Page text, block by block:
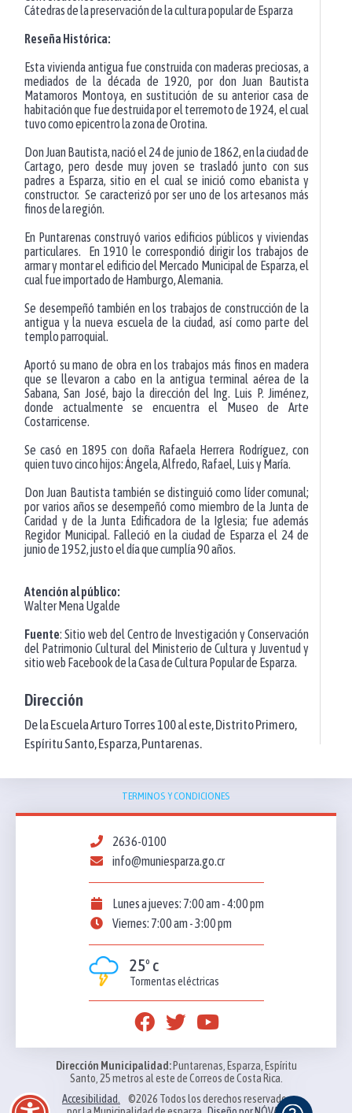
Cátedras de la preservación de la cultura popular de Esparza
Reseña Histórica:
Esta vivienda antigua fue construida con maderas preciosas, a
mediados de la década de 1920, por don Juan Bautista
Matamoros Montoya, en sustitución de su anterior casa de
habitación que fue destruida por el terremoto de 1924, el cual
tuvo como epicentro la zona de Orotina.
Don Juan Bautista, nació el 24 de junio de 1862, en la ciudad de
Cartago, pero desde muy joven se trasladó junto con sus
padres a Esparza, sitio en el cual se inició como ebanista y
constructor. Se caracterizó por ser uno de los artesanos más
finos de la región.
En Puntarenas construyó varios edificios públicos y viviendas
particulares. En 1910 le correspondió dirigir los trabajos de
armar y montar el edificio del Mercado Municipal de Esparza, el
cual fue importado de Hamburgo, Alemania.
Se desempeñó también en los trabajos de construcción de la
antigua y la nueva escuela de la ciudad, así como parte del
templo parroquial.
Aportó su mano de obra en los trabajos más finos en madera
que se llevaron a cabo en la antigua terminal aérea de la
Sabana, San José, bajo la dirección del Ing. Luis P. Jiménez,
donde actualmente se encuentra el Museo de Arte
Costarricense.
Se casó en 1895 con doña Rafaela Herrera Rodríguez, con
quien tuvo cinco hijos: Ángela, Alfredo, Rafael, Luis y María.
Don Juan Bautista también se distinguió como líder comunal;
por varios años se desempeñó como miembro de la Junta de
Caridad y de la Junta Edificadora de la Iglesia; fue además
Regidor Municipal. Falleció en la ciudad de Esparza el 24 de
junio de 1952, justo el día que cumplía 90 años.
Atención al público:
Walter Mena Ugalde
Fuente: Sitio web del Centro de Investigación y Conservación
del Patrimonio Cultural del Ministerio de Cultura y Juventud y
sitio web Facebook de la Casa de Cultura Popular de Esparza.
Dirección
De la Escuela Arturo Torres 100 al este, Distrito Primero,
Espíritu Santo, Esparza, Puntarenas.
TERMINOS Y CONDICIONES
2636-0100
info@muniesparza.go.cr
Lunes a jueves: 7:00 am - 4:00 pm
Viernes: 7:00 am - 3:00 pm
25º c
Tormentas eléctricas
Dirección Municipalidad:Puntarenas, Esparza, Espíritu
Santo, 25 metros al este de Correos de Costa Rica.
Accesibilidad.
©2026 Todos los derechos reservados